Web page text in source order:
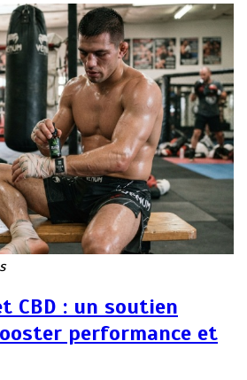
CBD : un soutien
performance et